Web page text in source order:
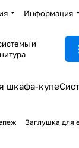
Информация
и
шкафа-купе
Заглушка для